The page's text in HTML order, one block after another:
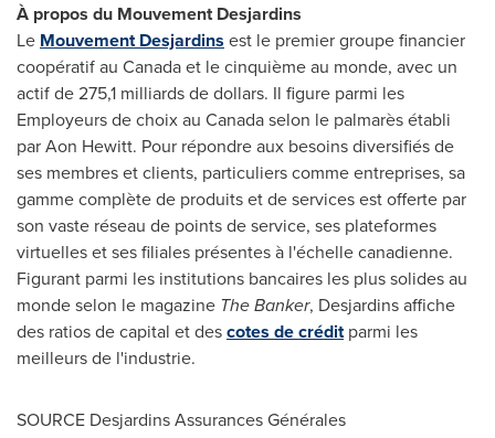
À propos du Mouvement Desjardins
Le Mouvement Desjardins est le premier groupe financier
coopératif au Canadaet le cinquième au monde, avec un
actif de 275,1 milliards de dollars. Il figure parmi les
Employeurs de choix au Canadaselon le palmarès établi
parAon Hewitt. Pour répondre aux besoins diversifiés de
ses membres et clients, particuliers comme entreprises, sa
gamme complète de produits et de services est offerte par
son vaste réseau de points de service, ses plateformes
virtuelles et ses filiales présentes à l'échelle canadienne.
Figurant parmi les institutions bancaires les plus solides au
monde selon le magazine The Banker, Desjardins affiche
des ratios de capital et descotes de créditparmi les
meilleurs de l'industrie.
SOURCE Desjardins Assurances Générales